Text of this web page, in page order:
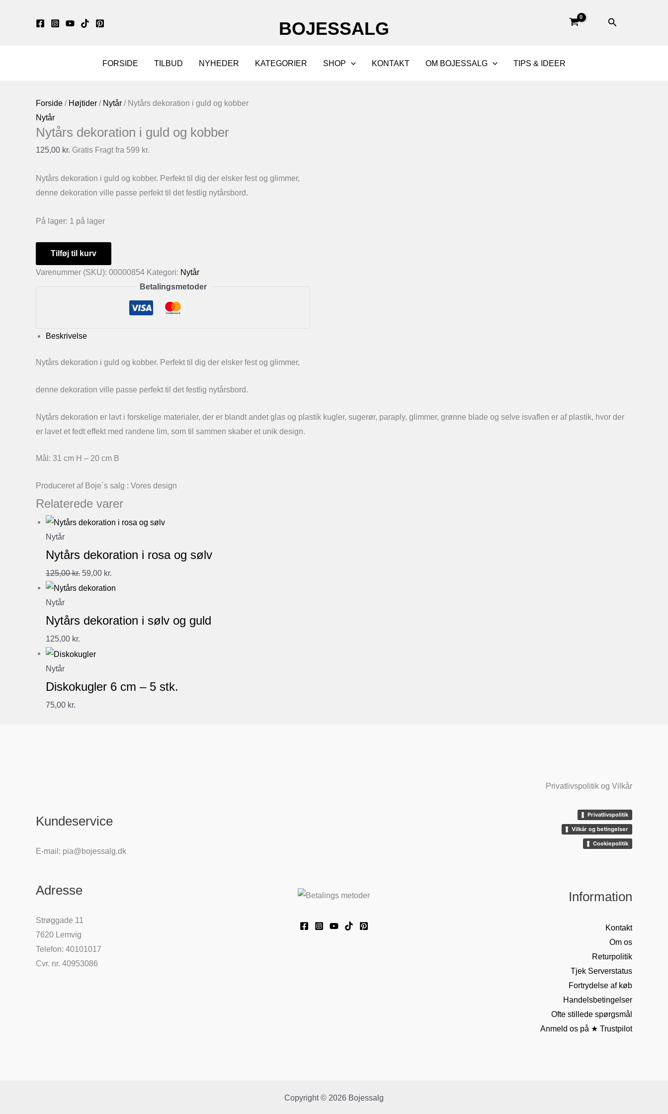
BOJESSALG Søg
FORSIDE TILBUD NYHEDER KATEGORIER SHOP KONTAKT OM BOJESSALG TIPS & IDEER
Forside / Højtider / Nytår / Nytårs dekoration i guld og kobber
Nytår
Nytårs dekoration i guld og kobber
125,00 kr. Gratis Fragt fra 599 kr.
Nytårs dekoration i guld og kobber. Perfekt til dig der elsker fest og glimmer,
denne dekoration ville passe perfekt til det festlig nytårsbord.
På lager: 1 på lager
Nytårs
dekoration
antal
Tilføj til kurv
Varenummer (SKU): 00000854 Kategori: Nytår
Betalingsmetoder
Beskrivelse
Nytårs dekoration i guld og kobber. Perfekt til dig der elsker fest og glimmer,
denne dekoration ville passe perfekt til det festlig nytårsbord.
Nytårs dekoration er lavt i forskelige materialer, der er blandt andet glas og plastik kugler, sugerør, paraply, glimmer, grønne blade og selve isvaflen er af plastik, hvor der
er lavet et fedt effekt med randene lim, som til sammen skaber et unik design.
Mål: 31 cm H – 20 cm B
Produceret af Boje´s salg : Vores design
Relaterede varer
Nytår
Nytårs dekoration i rosa og sølv
125,00kr. Den
oprindelige
var:
59,00 kr.
aktuelle
Nytår
Nytårs dekoration i sølv og guld
125,00 kr.
Nytår
Diskokugler 6 cm – 5 stk.
75,00 kr.
Kundeservice
E-mail: pia@bojessalg.dk
Adresse
Strøggade 11
7620 Lemvig
Telefon: 40101017
Cvr. nr. 40953086
Privatlivspolitik og Vilkår
Privatlivspolitik
Vilkår og betingelser
Cookiepolitik
Information
Kontakt
Om os
Returpolitik
Tjek Serverstatus
Fortrydelse af køb
Handelsbetingelser
Ofte stillede spørgsmål
Anmeld os på ★ Trustpilot
Copyright © 2026 Bojessalg